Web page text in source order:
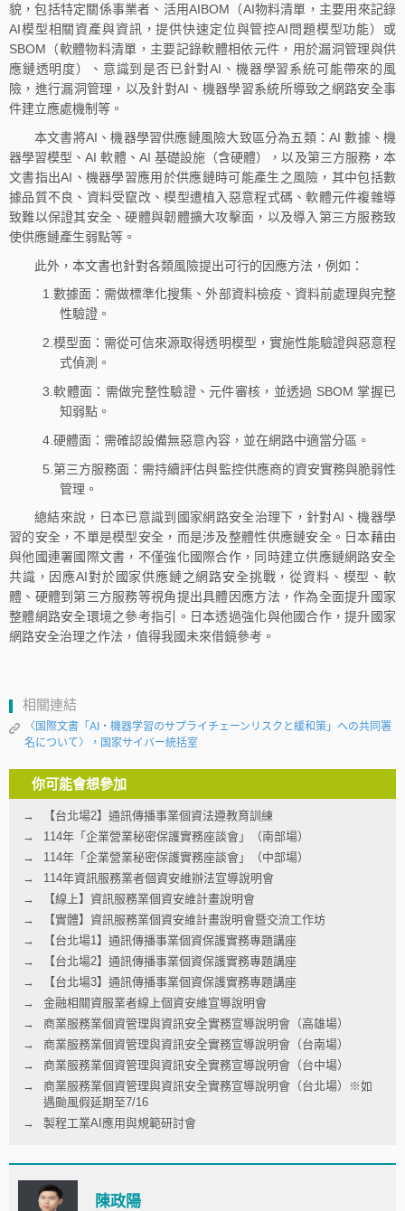
貌，包括特定關係事業者、活用AIBOM（AI物料清單，主要用來記錄
AI模型相關資產與資訊，提供快速定位與管控AI問題模型功能）或
SBOM（軟體物料清單，主要記錄軟體相依元件，用於漏洞管理與供
應鏈透明度）、意識到是否已針對AI、機器學習系統可能帶來的風
險，進行漏洞管理，以及針對AI、機器學習系統所導致之網路安全事
件建立應處機制等。
本文書將AI、機器學習供應鏈風險大致區分為五類：AI 數據、機
器學習模型、AI 軟體、AI 基礎設施（含硬體），以及第三方服務，本
文書指出AI、機器學習應用於供應鏈時可能產生之風險，其中包括數
據品質不良、資料受竄改、模型遭植入惡意程式碼、軟體元件複雜導
致難以保證其安全、硬體與韌體擴大攻擊面，以及導入第三方服務致
使供應鏈產生弱點等。
此外，本文書也針對各類風險提出可行的因應方法，例如：
1.數據面：需做標準化搜集、外部資料檢疫、資料前處理與完整
性驗證。​
2.模型面：需從可信來源取得透明模型，實施性能驗證與惡意程
式偵測。​
3.軟體面：需做完整性驗證、元件審核，並透過 SBOM 掌握已
知弱點。
4.硬體面：需確認設備無惡意內容，並在網路中適當分區。
5.第三方服務面：需持續評估與監控供應商的資安實務與脆弱性
管理。
總結來說，日本已意識到國家網路安全治理下，針對AI、機器學
習的安全，不單是模型安全，而是涉及整體性供應鏈安全。日本藉由
與他國連署國際文書，不僅強化國際合作，同時建立供應鏈網路安全
共識，因應AI對於國家供應鏈之網路安全挑戰，從資料、模型、軟
體、硬體到第三方服務等視角提出具體因應方法，作為全面提升國家
整體網路安全環境之參考指引。日本透過強化與他國合作，提升國家
網路安全治理之作法，值得我國未來借鏡參考。
相關連結
〈国際文書「AI・機器学習のサプライチェーンリスクと緩和策」への共同署
名について〉，国家サイバー統括室
你可能會想參加
【台北場2】通訊傳播事業個資法遵教育訓練
114年「企業營業秘密保護實務座談會」（南部場）
114年「企業營業秘密保護實務座談會」（中部場）
114年資訊服務業者個資安維辦法宣導說明會
【線上】資訊服務業個資安維計畫說明會
【實體】資訊服務業個資安維計畫說明會暨交流工作坊
【台北場1】通訊傳播事業個資保護實務專題講座
【台北場2】通訊傳播事業個資保護實務專題講座
【台北場3】通訊傳播事業個資保護實務專題講座
金融相關資服業者線上個資安維宣導說明會
商業服務業個資管理與資訊安全實務宣導說明會（高雄場）
商業服務業個資管理與資訊安全實務宣導說明會（台南場）
商業服務業個資管理與資訊安全實務宣導說明會（台中場）
商業服務業個資管理與資訊安全實務宣導說明會（台北場）※如
遇颱風假延期至7/16
製程工業AI應用與規範研討會
陳政陽